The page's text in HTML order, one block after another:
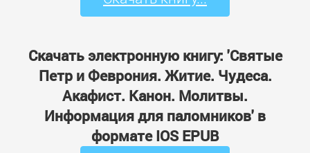
Скачать электронную книгу: 'Святые
Петр и Феврония. Житие. Чудеса.
Акафист. Канон. Молитвы.
Информация для паломников' в
формате IOS EPUB